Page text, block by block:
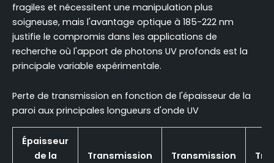
fragiles et nécessitent une manipulation plus
soigneuse, mais l'avantage optique à 185-222 nm
justifie le compromis dans les applications de
recherche où l'apport de photons UV profonds est la
principale variable expérimentale.
Perte de transmission en fonction de l'épaisseur de la
paroi aux principales longueurs d'onde UV
Épaisseur
de la
Transmission
Transmission